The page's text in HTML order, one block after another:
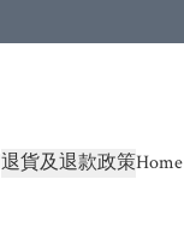
退貨及退款政策Home